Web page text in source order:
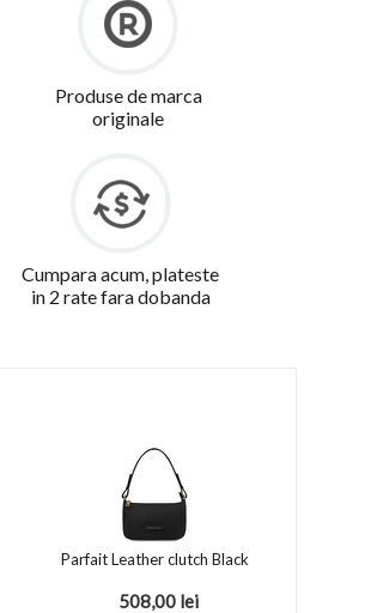
Produse de marca
originale
Cumpara acum, plateste
in 2 rate fara dobanda
Parfait Leather clutch Black
508,00 lei